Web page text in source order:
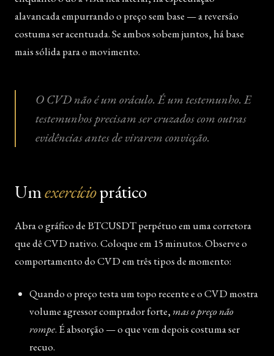
alavancada empurrando o preço sem base — a reversão
costuma ser acentuada. Se ambos sobem juntos, há base
mais sólida para o movimento.
O CVD não é um oráculo. É um testemunho. E
testemunhos precisam ser cruzados com outras
evidências antes de virarem convicção.
Umexercícioprático
Abra o gráfico de BTCUSDT perpétuo em uma corretora
que dê CVD nativo. Coloque em 15 minutos. Observe o
comportamento do CVD em três tipos de momento:
Quando o preço testa um topo recente e o CVD mostra
volume agressor comprador forte, mas o preço não
rompe. É absorção — o que vem depois costuma ser
recuo.